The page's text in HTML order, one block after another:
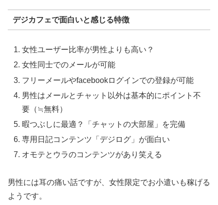
デジカフェで面白いと感じる特徴
女性ユーザー比率が男性よりも高い？
女性同士でのメールが可能
フリーメールやfacebookログインでの登録が可能
男性はメールとチャット以外は基本的にポイント不
要（≒無料）
暇つぶしに最適？「チャットの大部屋」を完備
専用日記コンテンツ「デジログ」が面白い
オモテとウラのコンテンツがあり笑える
男性には耳の痛い話ですが、女性限定でお小遣いも稼げる
ようです。